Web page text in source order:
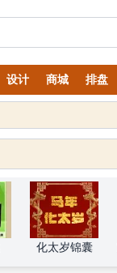
设计 商城 排盘
化太岁锦囊